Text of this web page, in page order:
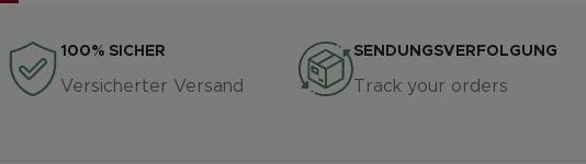
100% SICHER
Versicherter Versand
SENDUNGSVERFOLGUNG
Track your orders